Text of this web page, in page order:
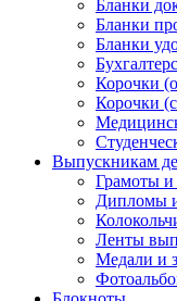
Бланки
Бланки
Бланки
Корочки
Корочки
Выпускникам
Грамоты и
Дипломы
Ленты
Медали и